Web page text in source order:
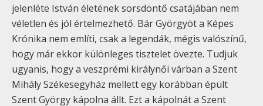
jelenléte István életének sorsdöntő csatájában nem
véletlen és jól értelmezhető. Bár Györgyöt a Képes
Krónika nem említi, csak a legendák, mégis valószínű,
hogy már ekkor különleges tisztelet övezte. Tudjuk
ugyanis, hogy a veszprémi királynői várban a Szent
Mihály Székesegyház mellett egy korábban épült
Szent György kápolna állt. Ezt a kápolnát a Szent